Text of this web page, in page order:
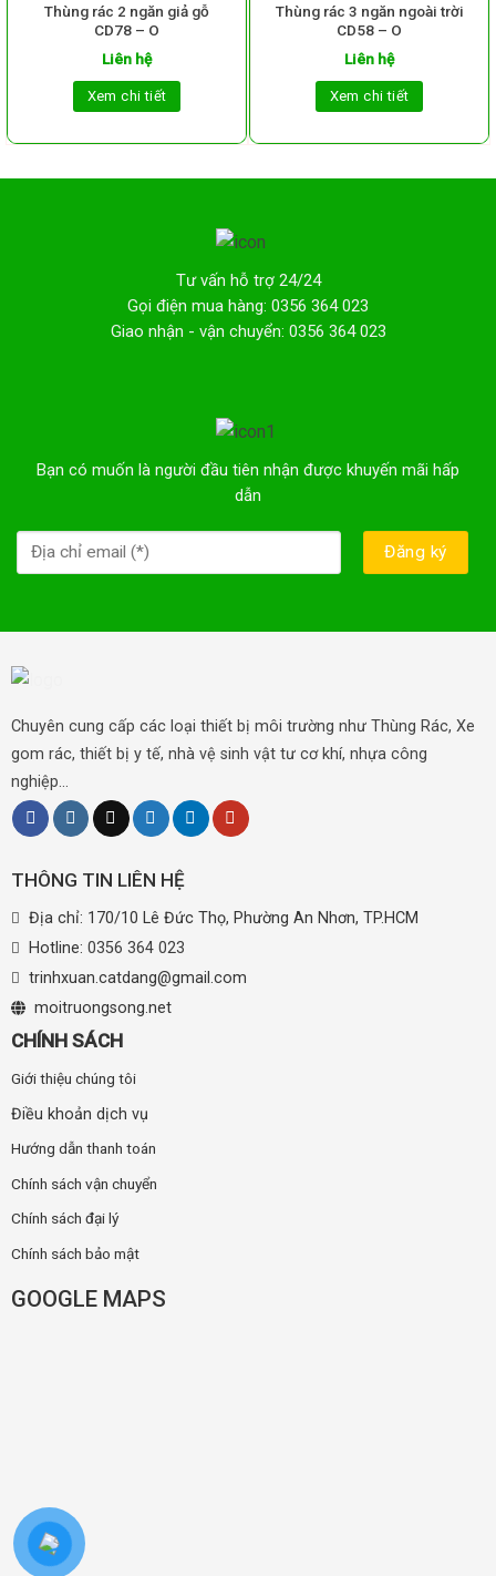
Thùng rác 2 ngăn giả gỗ
CD78 – O
Liên hệ
Xem chi tiết
Thùng rác 3 ngăn ngoài trời
CD58 – O
Liên hệ
Xem chi tiết
Tư vấn hỗ trợ 24/24
Gọi điện mua hàng: 0356 364 023
Giao nhận - vận chuyển: 0356 364 023
Bạn có muốn là người đầu tiên nhận được khuyến mãi hấp
dẫn
Chuyên cung cấp các loại thiết bị môi trường như Thùng Rác, Xe
gom rác, thiết bị y tế, nhà vệ sinh vật tư cơ khí, nhựa công
nghiệp...
THÔNG TIN LIÊN HỆ
Địa chỉ: 170/10 Lê Đức Thọ, Phường An Nhơn, TP.HCM
Hotline: 0356 364 023
trinhxuan.catdang@gmail.com
moitruongsong.net
CHÍNH SÁCH
Giới thiệu chúng tôi
Điều khoản dịch vụ
Hướng dẫn thanh toán
Chính sách vận chuyển
Chính sách đại lý
Chính sách bảo mật
GOOGLE MAPS